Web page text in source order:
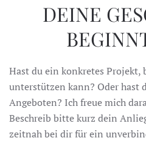
DEINE
Hast du ein konkretes Projekt,
unterstützen kann? Oder hast
Angeboten? Ich freue mich
Beschreib bitte kurz dein
zeitnah bei dir für ein